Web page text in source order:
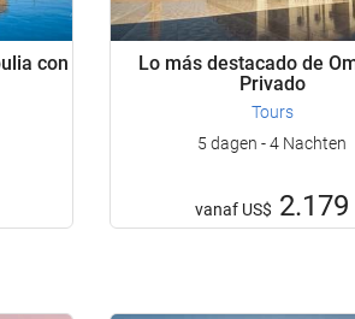
con
Lo más destacado de
Privado
Tours
5 dagen - 4 Nachten
vanaf US$ 2.179